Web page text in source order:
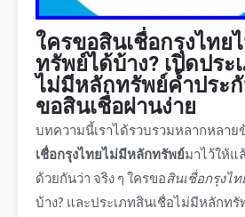
ใครขอสินเชื่อกรุงไทย
ทรัพย์ได้บ้าง? เปิดประ
ไม่มีหลักทรัพย์ค้ำประ
ขอสินเชื่อผ่านง่าย
บทความนี้เราได้รวบรวมหลากหลาย
เชื่อกรุงไทยไม่มีหลักทรัพย์มาไว้ให้แ
ด้วยกันว่า จริง ๆ ใครขอสินเชื่อกรุงไท
บ้าง? และประเภทสินเชื่อไม่มีหลักทรั